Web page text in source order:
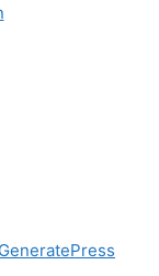
GeneratePress